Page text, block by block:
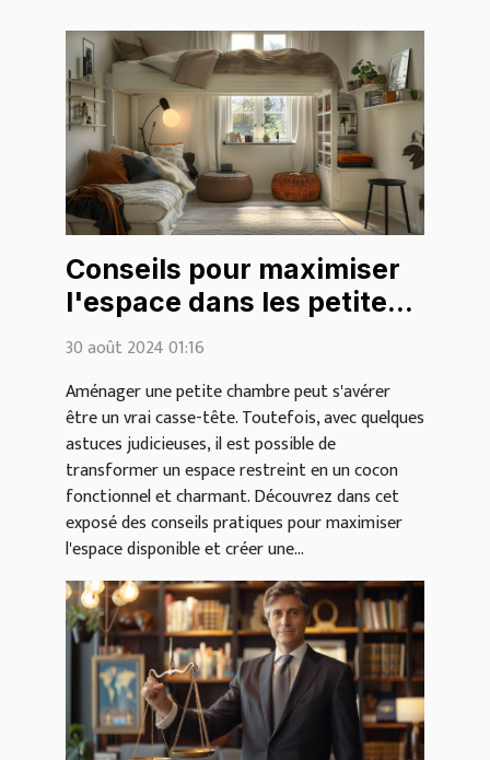
Conseils pour maximiser
l'espace dans les petites
chambres
30 août 2024 01:16
Aménager une petite chambre peut s'avérer
être un vrai casse-tête. Toutefois, avec quelques
astuces judicieuses, il est possible de
transformer un espace restreint en un cocon
fonctionnel et charmant. Découvrez dans cet
exposé des conseils pratiques pour maximiser
l'espace disponible et créer une...